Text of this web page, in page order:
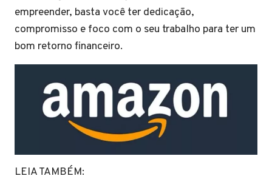
empreender, basta você ter dedicação,
compromisso e foco com o seu trabalho para ter um
bom retorno financeiro.
LEIA TAMBÉM: